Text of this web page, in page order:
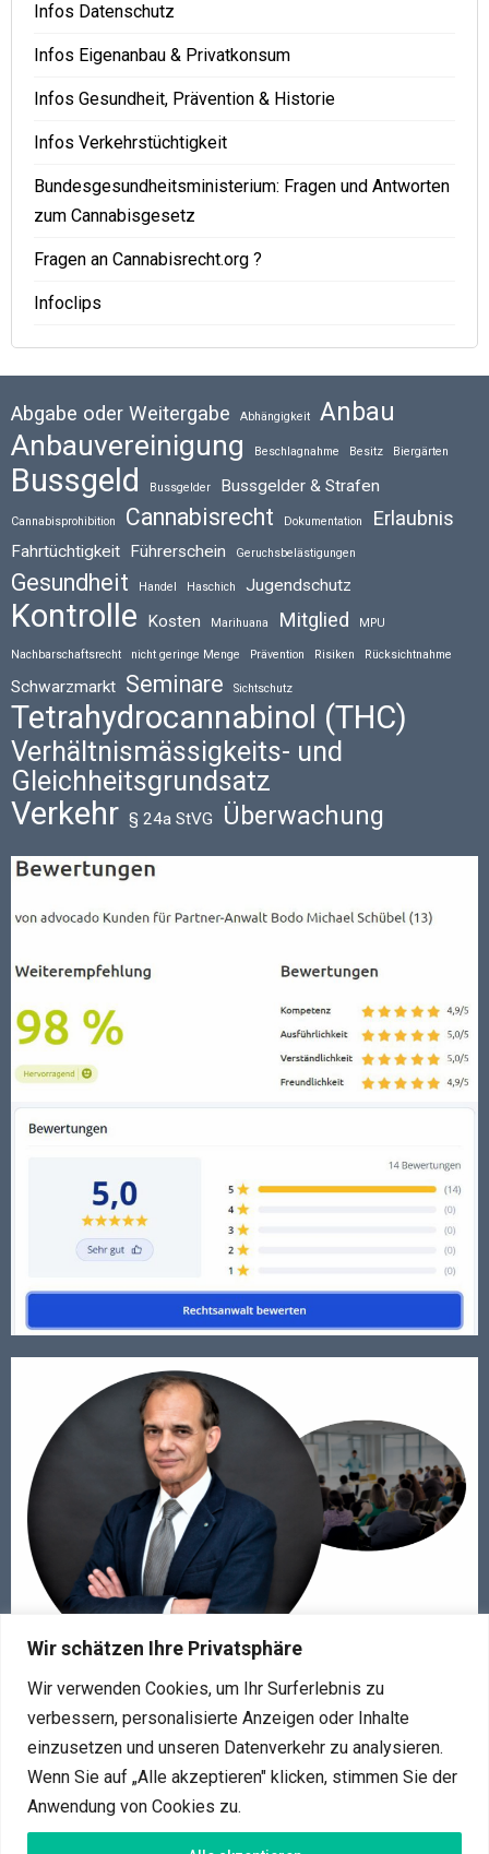
Wir schätzen Ihre Privatsphäre
Wir verwenden Cookies, um Ihr Surferlebnis zu
verbessern, personalisierte Anzeigen oder Inhalte
einzusetzen und unseren Datenverkehr zu analysieren.
Wenn Sie auf „Alle akzeptieren" klicken, stimmen Sie der
Anwendung von Cookies zu.
Infos Datenschutz
Infos Eigenanbau & Privatkonsum
Infos Gesundheit, Prävention & Historie
Infos Verkehrstüchtigkeit
Bundesgesundheitsministerium: Fragen und Antworten
zum Cannabisgesetz
Fragen an Cannabisrecht.org ?
Infoclips
Abgabe oder Weitergabe Abhängigkeit Anbau
Anbauvereinigung Beschlagnahme Besitz Biergärten
Bussgeld Bussgelder Bussgelder & Strafen
Cannabisprohibition Cannabisrecht Dokumentation Erlaubnis
Fahrtüchtigkeit Führerschein Geruchsbelästigungen
Gesundheit Handel Haschich Jugendschutz
Kontrolle Kosten Marihuana Mitglied MPU
Nachbarschaftsrecht nicht geringe Menge Prävention Risiken Rücksichtnahme
Schwarzmarkt Seminare Sichtschutz
Tetrahydrocannabinol (THC)
Verhältnismässigkeits- und
Gleichheitsgrundsatz
Verkehr § 24a StVG Überwachung